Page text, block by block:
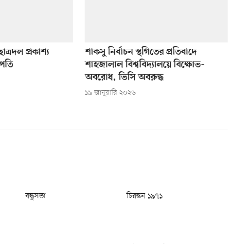
প্রকাশ্য
শাকসু নির্বাচন স্থগিতের প্রতিবাদে
শাহজালাল বিশ্ববিদ্যালয়ে বিক্ষোভ-
অবরোধ, ভিসি অবরুদ্ধ
১৯ জানুয়ারি ২০২৬
বন্ধুসভা
চিরন্তন ১৯৭১